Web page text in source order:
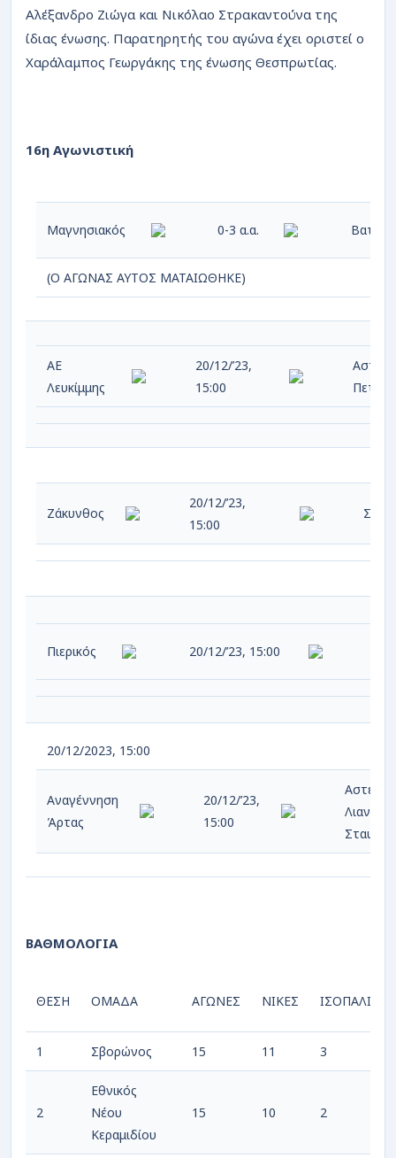
Αλέξανδρο Ζιώγα και Νικόλαο Στρακαντούνα της
ίδιας ένωσης. Παρατηρητής του αγώνα έχει οριστεί ο
Χαράλαμπος Γεωργάκης της ένωσης Θεσπρωτίας.
16η Αγωνιστική
Μαγνησιακός 0-3 α.α.
(Ο ΑΓΩΝΑΣ ΑΥΤΟΣ ΜΑΤΑΙΩΘΗΚΕ)
ΑΕ
Λευκίμμης
20/12/’23,
15:00
Ζάκυνθος
20/12/’23,
15:00
Πιερικός 20/12/’23, 15:00
20/12/2023, 15:00
Αναγέννηση
Άρτας
20/12/’23,
15:00
Αστέρας
Σταυρού
ΒΑΘΜΟΛΟΓΙΑ
ΘΕΣΗ ΟΜΑΔΑ ΑΓΩΝΕΣ ΝΙΚΕΣ ΙΣΟΠΑΛΙΕΣ
1 Σβορώνος 15 11 3
2
Εθνικός
Νέου
Κεραμιδίου
15 10 2